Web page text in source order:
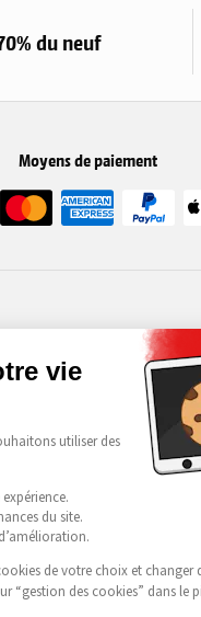
du neuf
Moyens de paiement